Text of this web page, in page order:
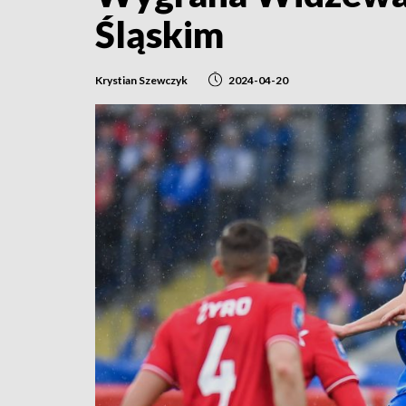
Śląskim
Krystian Szewczyk 2024-04-20